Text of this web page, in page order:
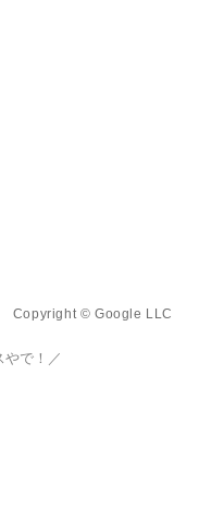
Copyright © Google LLC
やで！／